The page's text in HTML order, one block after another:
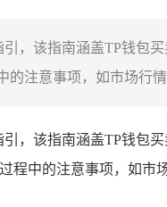
，该指南涵盖TP钱
注意事项，如市场行
，该指南涵盖TP钱
中的注意事项，如